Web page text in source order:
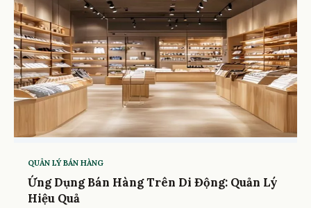
QUẢN LÝ BÁN HÀNG
Ứng Dụng Bán Hàng Trên Di Động: Quản Lý
Hiệu Quả